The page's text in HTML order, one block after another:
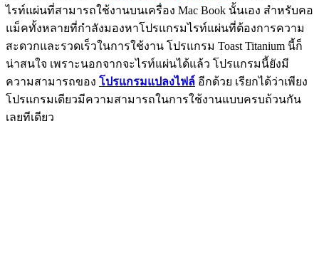
ไรท์แผ่นที่สามารถใช้งานบนเครื่อง Mac Book นั้นเอง สำหรับคอ
แม็คทั้งหลายที่กำลังมองหาโปรแกรมไรท์แผ่นที่ต้องการความ
สะดวกและรวดเร็วในการใช้งาน โปรแกรม Toast Titanium นี้ก็
น่าสนใจ เพราะนอกจากจะไรท์แผ่นได้แล้ว โปรแกรมนี้ยังมี
ความสามารถของ โปรแกรมแปลงไฟล์ อีกด้วย เรียกได้ว่าเพียง
โปรแกรมเดียวมีความสามารถในการใช้งานแบบครบถ้วนกัน
เลยทีเดียว